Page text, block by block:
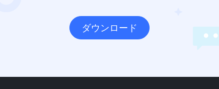
ダウンロード